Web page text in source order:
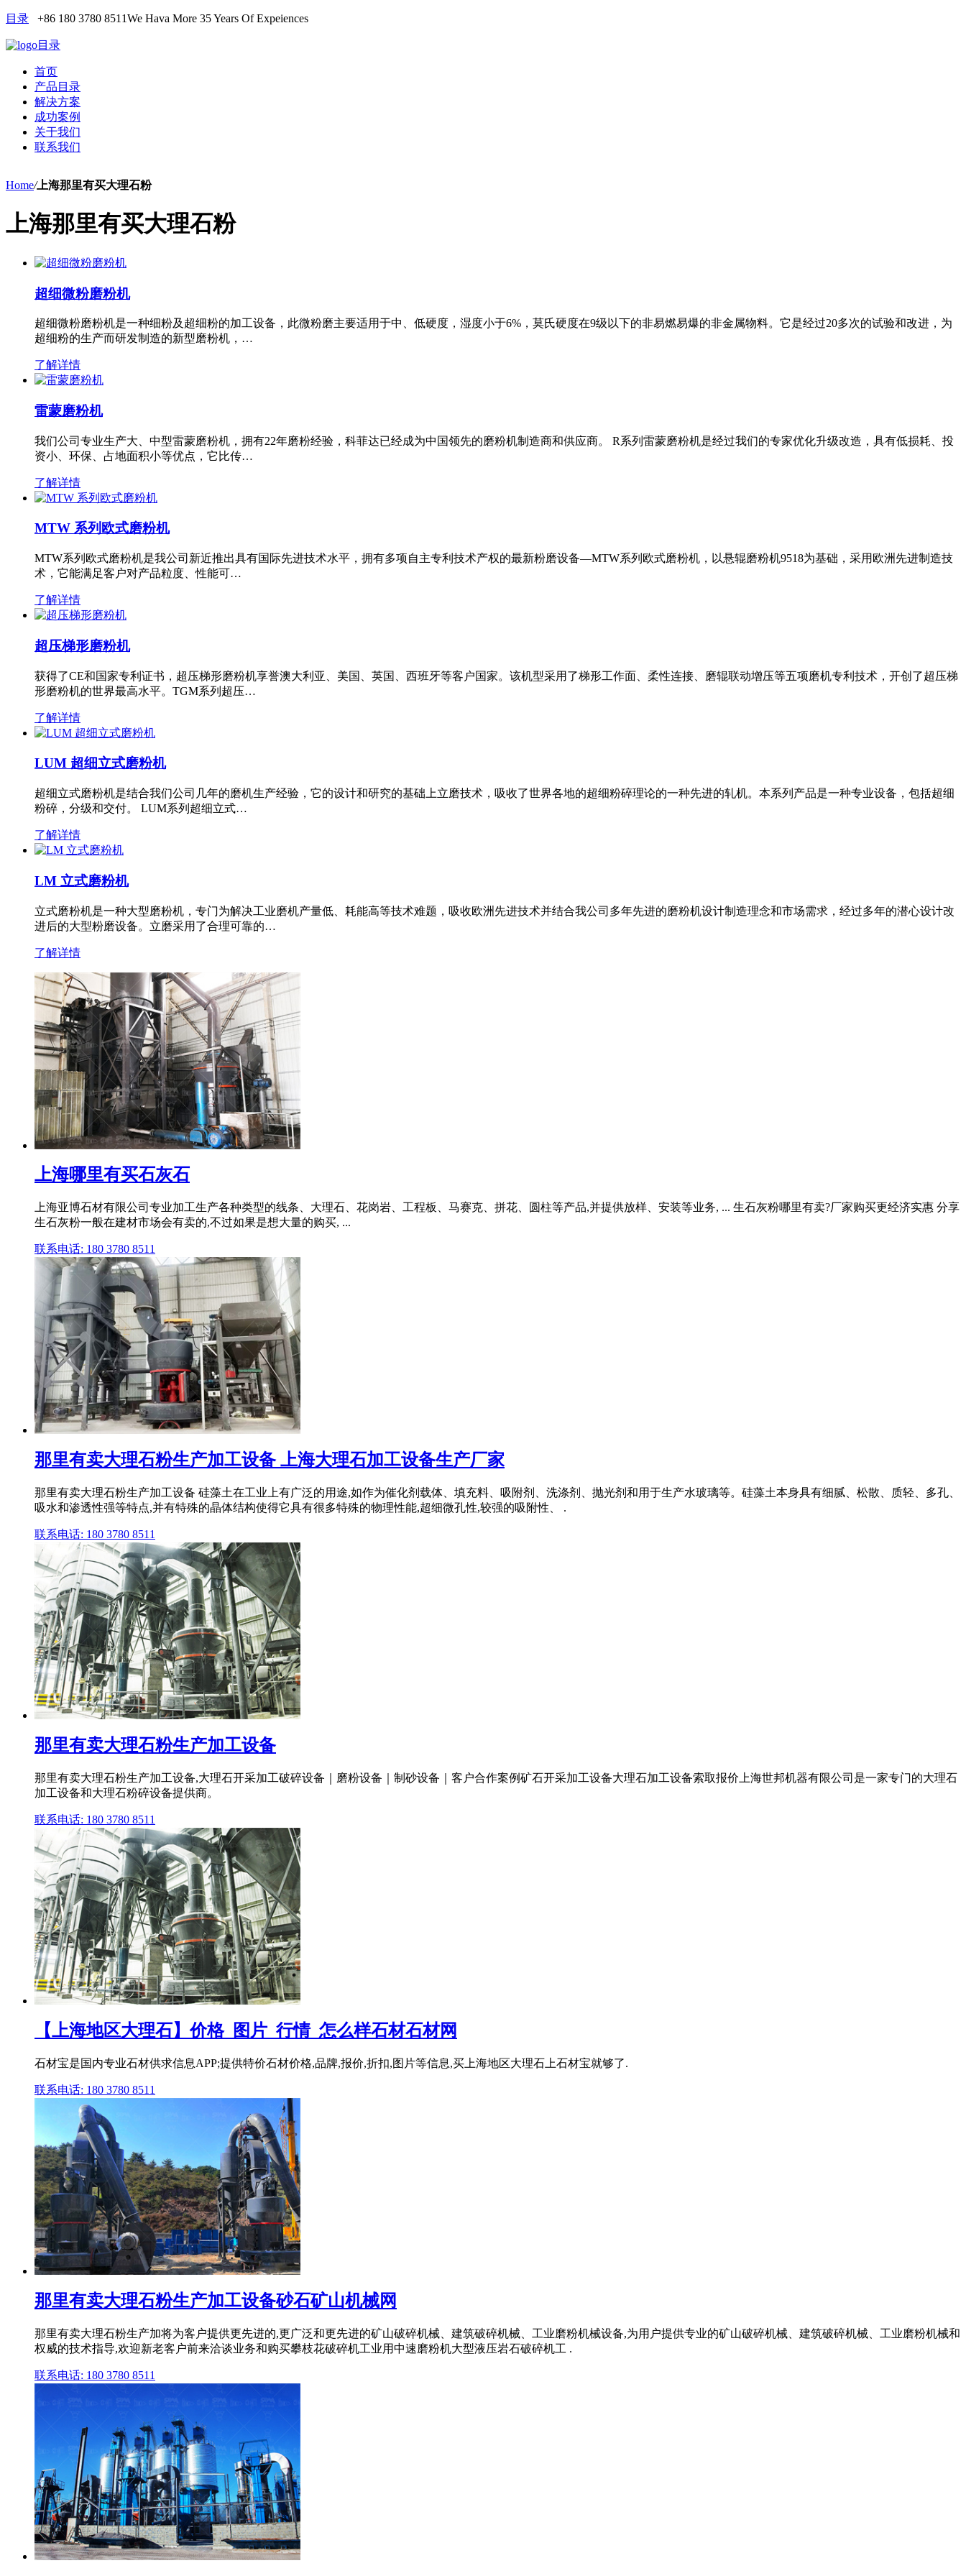
目录 +86 180 3780 8511We Hava More 35 Years Of Expeiences
目录
首页
产品目录
解决方案
成功案例
关于我们
联系我们
Home/上海那里有买大理石粉
上海那里有买大理石粉
超细微粉磨粉机
超细微粉磨粉机是一种细粉及超细粉的加工设备，此微粉磨主要适用于中、低硬度，湿度小于6%，莫氏硬度在9级以下的非易燃易爆的非金属物料。它是经过20多次的试验和改进，为
超细粉的生产而研发制造的新型磨粉机，…
了解详情
雷蒙磨粉机
我们公司专业生产大、中型雷蒙磨粉机，拥有22年磨粉经验，科菲达已经成为中国领先的磨粉机制造商和供应商。 R系列雷蒙磨粉机是经过我们的专家优化升级改造，具有低损耗、投
资小、环保、占地面积小等优点，它比传…
了解详情
MTW 系列欧式磨粉机
MTW系列欧式磨粉机是我公司新近推出具有国际先进技术水平，拥有多项自主专利技术产权的最新粉磨设备—MTW系列欧式磨粉机，以悬辊磨粉机9518为基础，采用欧洲先进制造技
术，它能满足客户对产品粒度、性能可…
了解详情
超压梯形磨粉机
获得了CE和国家专利证书，超压梯形磨粉机享誉澳大利亚、美国、英国、西班牙等客户国家。该机型采用了梯形工作面、柔性连接、磨辊联动增压等五项磨机专利技术，开创了超压梯
形磨粉机的世界最高水平。TGM系列超压…
了解详情
LUM 超细立式磨粉机
超细立式磨粉机是结合我们公司几年的磨机生产经验，它的设计和研究的基础上立磨技术，吸收了世界各地的超细粉碎理论的一种先进的轧机。本系列产品是一种专业设备，包括超细
粉碎，分级和交付。 LUM系列超细立式…
了解详情
LM 立式磨粉机
立式磨粉机是一种大型磨粉机，专门为解决工业磨机产量低、耗能高等技术难题，吸收欧洲先进技术并结合我公司多年先进的磨粉机设计制造理念和市场需求，经过多年的潜心设计改
进后的大型粉磨设备。立磨采用了合理可靠的…
了解详情
上海哪里有买石灰石
上海亚博石材有限公司专业加工生产各种类型的线条、大理石、花岗岩、工程板、马赛克、拼花、圆柱等产品,并提供放样、安装等业务, ... 生石灰粉哪里有卖?厂家购买更经济实惠 分享
生石灰粉一般在建材市场会有卖的,不过如果是想大量的购买, ...
联系电话: 180 3780 8511
那里有卖大理石粉生产加工设备 上海大理石加工设备生产厂家
那里有卖大理石粉生产加工设备 硅藻土在工业上有广泛的用途,如作为催化剂载体、填充料、吸附剂、洗涤剂、抛光剂和用于生产水玻璃等。硅藻土本身具有细腻、松散、质轻、多孔、
吸水和渗透性强等特点,并有特殊的晶体结构使得它具有很多特殊的物理性能,超细微孔性,较强的吸附性、 .
联系电话: 180 3780 8511
那里有卖大理石粉生产加工设备
那里有卖大理石粉生产加工设备,大理石开采加工破碎设备｜磨粉设备｜制砂设备｜客户合作案例矿石开采加工设备大理石加工设备索取报价上海世邦机器有限公司是一家专门的大理石
加工设备和大理石粉碎设备提供商。
联系电话: 180 3780 8511
【上海地区大理石】价格_图片_行情_怎么样石材石材网
石材宝是国内专业石材供求信息APP;提供特价石材价格,品牌,报价,折扣,图片等信息,买上海地区大理石上石材宝就够了.
联系电话: 180 3780 8511
那里有卖大理石粉生产加工设备砂石矿山机械网
那里有卖大理石粉生产加将为客户提供更先进的,更广泛和更先进的矿山破碎机械、建筑破碎机械、工业磨粉机械设备,为用户提供专业的矿山破碎机械、建筑破碎机械、工业磨粉机械和
权威的技术指导,欢迎新老客户前来洽谈业务和购买攀枝花破碎机工业用中速磨粉机大型液压岩石破碎机工 .
联系电话: 180 3780 8511